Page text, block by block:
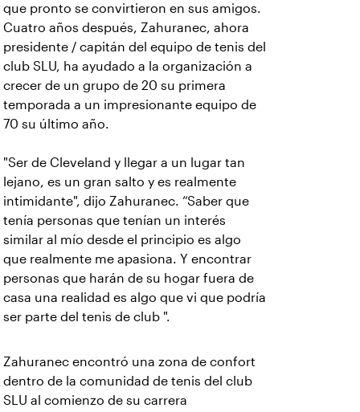
que pronto se convirtieron en sus amigos.
Cuatro años después, Zahuranec, ahora
presidente / capitán del equipo de tenis del
club SLU, ha ayudado a la organización a
crecer de un grupo de 20 su primera
temporada a un impresionante equipo de
70 su último año.
"Ser de Cleveland y llegar a un lugar tan
lejano, es un gran salto y es realmente
intimidante", dijo Zahuranec. “Saber que
tenía personas que tenían un interés
similar al mío desde el principio es algo
que realmente me apasiona. Y encontrar
personas que harán de su hogar fuera de
casa una realidad es algo que vi que podría
ser parte del tenis de club ".
Zahuranec encontró una zona de confort
dentro de la comunidad de tenis del club
SLU al comienzo de su carrera